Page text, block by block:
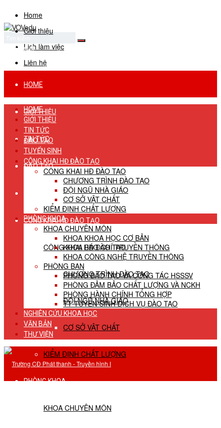
Home
Giới thiệu
Lịch làm việc
Liên hệ
No Result
View All Result
HOME
GIỚI THIỆU
TIN TỨC
ĐÀO TẠO
TUYỂN SINH
CÔNG KHAI HĐ ĐÀO TẠO
CÔNG KHAI HĐ ĐÀO TẠO
CHƯƠNG TRÌNH ĐÀO TẠO
ĐỘI NGŨ NHÀ GIÁO
CƠ SỞ VẬT CHẤT
KIỂM ĐỊNH CHẤT LƯỢNG
PHÒNG KHOA
KHOA CHUYÊN MÔN
HOME
GIỚI THIỆU
TIN TỨC
ĐÀO TẠO
TUYỂN SINH
CÔNG KHAI HĐ ĐÀO TẠO
CÔNG KHAI HĐ ĐÀO TẠO
CHƯƠNG TRÌNH ĐÀO TẠO
ĐỘI NGŨ NHÀ GIÁO
CƠ SỞ VẬT CHẤT
KIỂM ĐỊNH CHẤT LƯỢNG
PHÒNG KHOA
KHOA CHUYÊN MÔN
KHOA KHOA HỌC CƠ BẢN
KHOA BÁO CHÍ TRUYỀN THÔNG
KHOA CÔNG NGHỆ TRUYỀN THÔNG
PHÒNG BAN
PHÒNG ĐÀO TẠO VÀ CÔNG TÁC HSSSV
PHÒNG ĐẢM BẢO CHẤT LƯỢNG VÀ NCKH
PHÒNG HÀNH CHÍNH TỔNG HỢP
TT TUYỂN SINH DỊCH VỤ ĐÀO TẠO
NGHIÊN CỨU KHOA HỌC
VĂN BẢN
THƯ VIỆN